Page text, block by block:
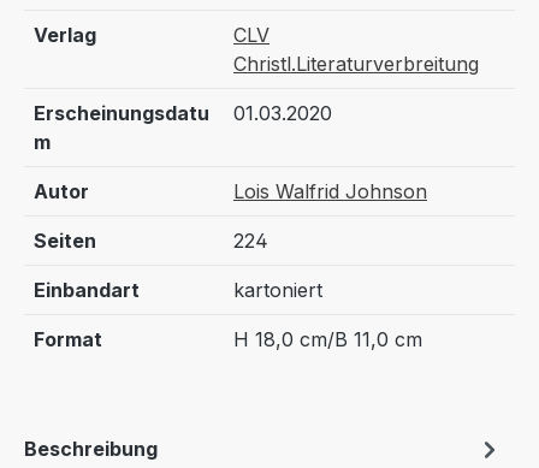
Verlag
CLV
Christl.Literaturverbreitung
Erscheinungsdatu
m
01.03.2020
Autor Lois Walfrid Johnson
Seiten 224
Einbandart kartoniert
Format H 18,0 cm/B 11,0 cm
Beschreibung